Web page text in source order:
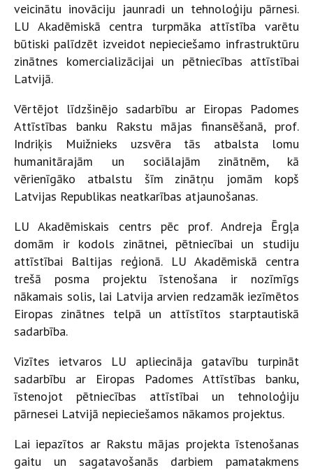
veicinātu inovāciju jaunradi un tehnoloģiju pārnesi.
LU Akadēmiskā centra turpmāka attīstība varētu
būtiski palīdzēt izveidot nepieciešamo infrastruktūru
zinātnes komercializācijai un pētniecības attīstībai
Latvijā.
Vērtējot līdzšinējo sadarbību ar Eiropas Padomes
Attīstības banku Rakstu mājas finansēšanā, prof.
Indriķis Muižnieks uzsvēra tās atbalsta lomu
humanitārajām un sociālajām zinātnēm, kā
vērienīgāko atbalstu šīm zinātņu jomām kopš
Latvijas Republikas neatkarības atjaunošanas.
LU Akadēmiskais centrs pēc prof. Andreja Ērgļa
domām ir kodols zinātnei, pētniecībai un studiju
attīstībai Baltijas reģionā. LU Akadēmiskā centra
trešā posma projektu īstenošana ir nozīmīgs
nākamais solis, lai Latvija arvien redzamāk iezīmētos
Eiropas zinātnes telpā un attīstītos starptautiskā
sadarbība.
Vizītes ietvaros LU apliecināja gatavību turpināt
sadarbību ar Eiropas Padomes Attīstības banku,
īstenojot pētniecības attīstībai un tehnoloģiju
pārnesei Latvijā nepieciešamos nākamos projektus.
Lai iepazītos ar Rakstu mājas projekta īstenošanas
gaitu un sagatavošanās darbiem pamatakmens